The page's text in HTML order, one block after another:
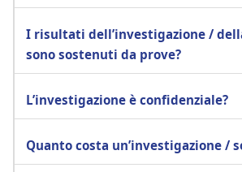
I risultati dell’investigazione /
sono sostenuti da prove?
L’investigazione è confidenziale?
Quanto costa un’investigazione /